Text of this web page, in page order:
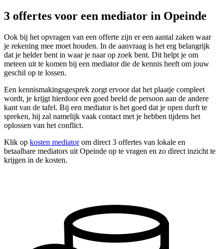
3 offertes voor een mediator in Opeinde
Ook bij het opvragen van een offerte zijn er een aantal zaken waar
je rekening mee moet houden. In de aanvraag is het erg belangrijk
dat je helder bent in waar je naar op zoek bent. Dit helpt je om
meteen uit te komen bij een mediator die de kennis heeft om jouw
geschil op te lossen.
Een kennismakingsgesprek zorgt ervoor dat het plaatje compleet
wordt, je krijgt hierdoor een goed beeld de persoon aan de andere
kant van de tafel. Bij een mediator is het goed dat je open durft te
spreken, hij zal namelijk vaak contact met je hebben tijdens het
oplossen van het conflict.
Klik op kosten mediatorom direct 3 offertes van lokale en
betaalbare mediators uit Opeinde op te vragen en zo direct inzicht te
krijgen in de kosten.